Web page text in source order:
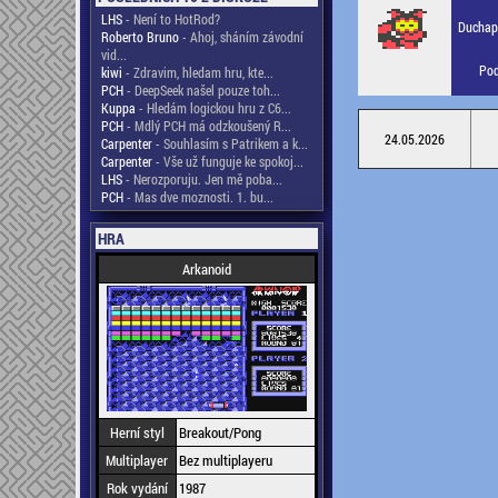
LHS- Není to HotRod?
Roberto Bruno- Ahoj, sháním závodní
vid...
kiwi - Zdravim, hledam hru, kte...
PCH- DeepSeek našel pouze toh...
Kuppa - Hledám logickou hru z C6...
PCH- Mdlý PCH má odzkoušený R...
Carpenter- Souhlasím s Patrikem a k...
Carpenter- Vše už funguje ke spokoj...
LHS- Nerozporuju. Jen mě poba...
PCH- Mas dve moznosti. 1. bu...
HRA
Arkanoid
Herní styl
Breakout/Pong
Multiplayer Bez multiplayeru
Rok vydání
1987
24.05.2026